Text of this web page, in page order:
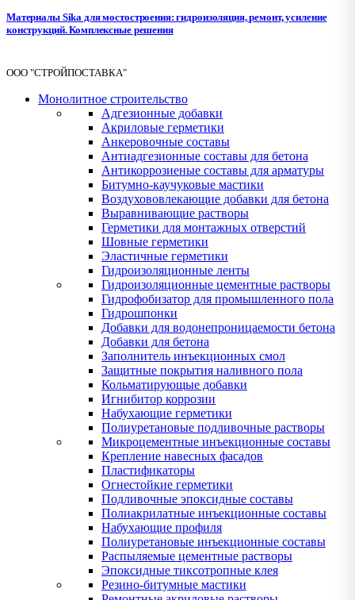
Материалы Sika для мостостроения: гидроизоляция, ремонт, усиление
конструкций. Комплексные решения
ООО "СТРОЙПОСТАВКА"
Монолитное строительство
Адгезионные добавки
Акриловые герметики
Анкеровочные составы
Антиадгезионные составы для бетона
Антикоррозиеные составы для арматуры
Битумно-каучуковые мастики
Воздухововлекающие добавки для бетона
Выравнивающие растворы
Герметики для монтажных отверстий
Шовные герметики
Эластичные герметики
Гидроизоляционные ленты
Гидроизоляционные цементные растворы
Гидрофобизатор для промышленного пола
Гидрошпонки
Добавки для водонепроницаемости бетона
Добавки для бетона
Заполнитель инъекционных смол
Защитные покрытия наливного пола
Кольматирующые добавки
Игнибитор коррозии
Набухающие герметики
Полиуретановые подливочные растворы
Микроцементные инъекционные составы
Крепление навесных фасадов
Пластификаторы
Огнестойкие герметики
Подливочные эпоксидные составы
Полиакрилатные инъекционные составы
Набухающие профиля
Полиуретановые инъекционные составы
Распыляемые цементные растворы
Эпоксидные тиксотропные клея
Резино-битумные мастики